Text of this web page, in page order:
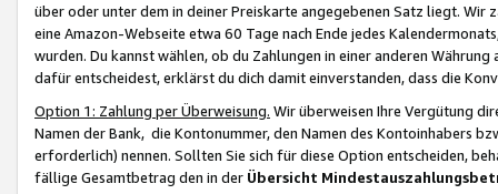
über oder unter dem in deiner Preiskarte angegebenen Satz liegt.
eine Amazon-Webseite etwa 60 Tage nach Ende jedes
wurden. Du kannst wählen, ob du Zahlungen in einer anderen
dafür entscheidest, erklärst du dich damit einverstanden, dass die
Option 1: Zahlung per Überweisung. Wir überweisen Ihre Vergütung
Namen der Bank, die Kontonummer, den Namen des Kontoinhabers
erforderlich) nennen. Sollten Sie sich für diese Option entscheiden,
fällige Gesamtbetrag den in der Übersicht